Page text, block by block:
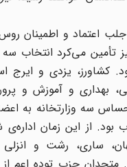
اعتماد و اطمینان
تأمین می‌کرد انتخاب
کشاورز، یزدی و ایرج
بهداری و آموزش و
سه وزارتخانه به
از این زمان اداره‌ی
ساری، رشت و